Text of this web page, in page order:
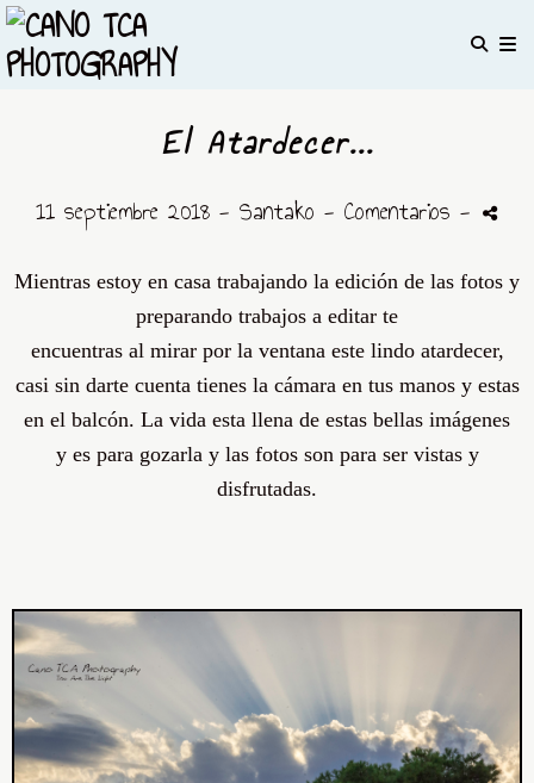
El Atardecer...
11 septiembre 2018 - Santako - Comentarios -
Mientras estoy en casa trabajando la edición de las fotos y
preparando trabajos a editar te
encuentras al mirar por la ventana este lindo atardecer,
casi sin darte cuenta tienes la cámaraen tus manos y estas
en el balcón. La vida esta llena de estas bellas imágenes
y es para gozarla y las fotos son para ser vistas y
disfrutadas.